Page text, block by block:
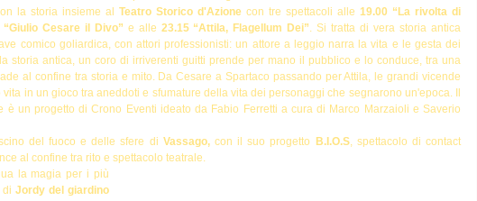
la storia insieme al Teatro Storico d'Azione con tre spettacoli alle 19.00 “La rivolta di
Cesare il Divo” e alle 23.15 “Attila, Flagellum Dei”. Si tratta di vera storia antica
comico goliardica, con attori professionisti: un attore a leggio narra la vita e le gesta dei
storia antica, un coro di irriverenti guitti prende per mano il pubblico e lo conduce, tra una
al confine tra storia e mito. Da Cesare a Spartaco passando per Attila, le grandi vicende
in un gioco tra aneddoti e sfumature della vita dei personaggi che segnarono un'epoca. Il
è un progetto di Crono Eventi ideato da Fabio Ferretti a cura di Marco Marzaioli e Saverio
del fuoco e delle sfere di Vassago, con il suo progetto B.I.O.S, spettacolo di contact
al confine tra rito e spettacolo teatrale.
la magia per i più
di Jordy del giardino